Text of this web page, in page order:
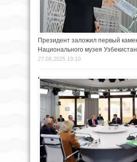
Президент заложил первый
Национального музея
27.08.2025 19:10